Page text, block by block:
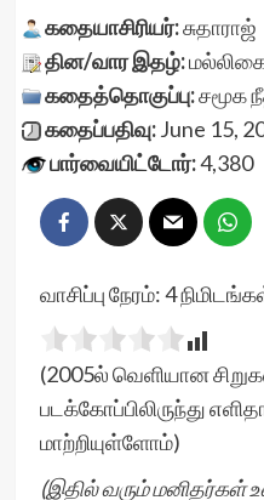
கதையாசிரியர்:சுதாராஜ்
தின/வார இதழ்:
கதைத்தொகுப்பு:சமூக
கதைப்பதிவு:June 15,
பார்வையிட்டோர்:4,380
வாசிப்பு நேரம்:4
(2005ல் வெளியான
படக்கோப்பிலிருந்து
மாற்றியுள்ளோம்)
(இதில் வரும்